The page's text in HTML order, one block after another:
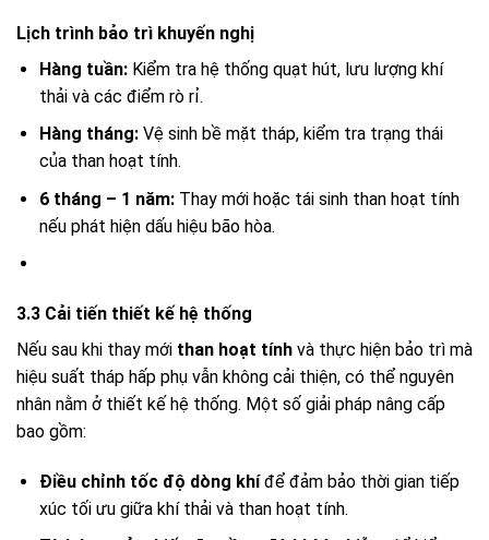
Lịch trình bảo trì khuyến nghị
Hàng tuần:Kiểm tra hệ thống quạt hút, lưu lượng khí
thải và các điểm rò rỉ.
Hàng tháng:Vệ sinh bề mặt tháp, kiểm tra trạng thái
của than hoạt tính.
6 tháng – 1 năm:Thay mới hoặc tái sinh than hoạt tính
nếu phát hiện dấu hiệu bão hòa.
3.3 Cải tiến thiết kế hệ thống
Nếu sau khi thay mới than hoạt tính và thực hiện bảo trì mà
hiệu suất tháp hấp phụ vẫn không cải thiện, có thể nguyên
nhân nằm ở thiết kế hệ thống. Một số giải pháp nâng cấp
bao gồm:
Điều chỉnh tốc độ dòng khíđể đảm bảo thời gian tiếp
xúc tối ưu giữa khí thải và than hoạt tính.